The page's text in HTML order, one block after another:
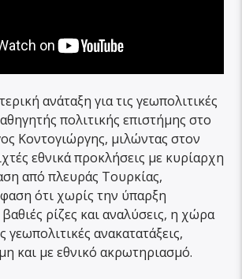
ανάταξη για τις γεωπολιτικές
πολιτικής επιστήμης στο
Κοντογιώργης, μιλώντας στον
εθνικά προκλήσεις με κυρίαρχη
από πλευράς Τουρκίας,
ότι χωρίς την ύπαρξη
ρίζες και αναλύσεις, η χώρα
γεωπολιτικές ανακατατάξεις,
και με εθνικό ακρωτηριασμό.